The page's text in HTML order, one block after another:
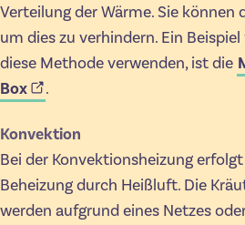
Verteilung der Wärme. Sie können
um dies zu verhindern. Ein
diese Methode verwenden, ist die
Box
.
Konvektion
Bei der Konvektionsheizung
Beheizung durch Heißluft. Die
werden aufgrund eines Netzes